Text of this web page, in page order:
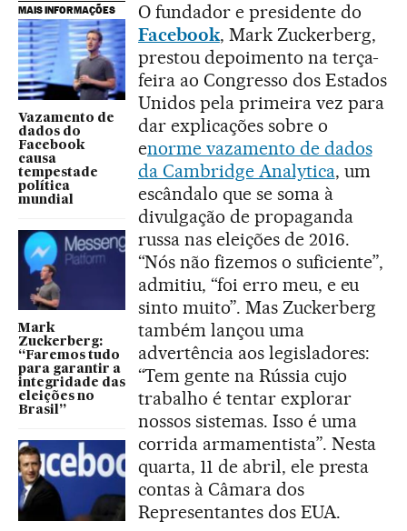
MAIS INFORMAÇÕES
Vazamento de
dados do
Facebook
causa
tempestade
política
mundial
Mark
Zuckerberg:
“Faremos tudo
para garantir a
integridade das
eleições no
Brasil”
O fundador e presidente do
Facebook, Mark Zuckerberg,
prestou depoimento na terça-
feira ao Congresso dos Estados
Unidos pela primeira vez para
dar explicações sobre o
enorme vazamento de dados
da Cambridge Analytica, um
escândalo que se soma à
divulgação de propaganda
russa nas eleições de 2016.
“Nós não fizemos o suficiente”,
admitiu, “foi erro meu, e eu
sinto muito”. Mas Zuckerberg
também lançou uma
advertência aos legisladores:
“Tem gente na Rússia cujo
trabalho é tentar explorar
nossos sistemas. Isso é uma
corrida armamentista”. Nesta
quarta, 11 de abril, ele presta
contas à Câmara dos
Representantes dos EUA.